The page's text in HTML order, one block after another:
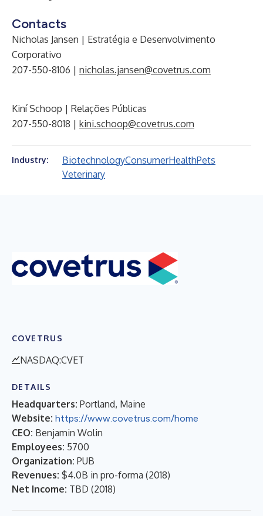
Contacts
Nicholas Jansen | Estratégia e Desenvolvimento
Corporativo
207-550-8106 | nicholas.jansen@covetrus.com
Kiní Schoop | Relações Públicas
207-550-8018 | kini.schoop@covetrus.com
Industry: BiotechnologyConsumerHealthPets
Veterinary
COVETRUS
NASDAQ:CVET
DETAILS
Headquarters: Portland, Maine
Website: https://www.covetrus.com/home
CEO: Benjamin Wolin
Employees: 5700
Organization: PUB
Revenues: $4.0B in pro-forma (2018)
Net Income: TBD (2018)